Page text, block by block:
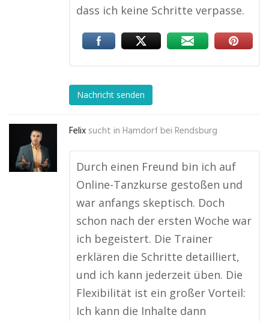
dass ich keine Schritte verpasse.
Nachricht senden
Felix sucht in Hamdorf bei Rendsburg
Durch einen Freund bin ich auf
Online-Tanzkurse gestoßen und
war anfangs skeptisch. Doch
schon nach der ersten Woche war
ich begeistert. Die Trainer
erklären die Schritte detailliert,
und ich kann jederzeit üben. Die
Flexibilität ist ein großer Vorteil:
Ich kann die Inhalte dann